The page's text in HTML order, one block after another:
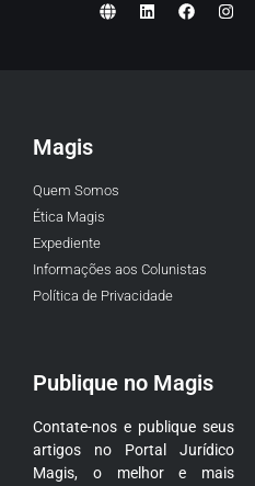
Magis
Quem Somos
Ética Magis
Expediente
Informações aos Colunistas
Política de Privacidade
Publique no Magis
Contate-nos e publique seus
artigos no Portal Jurídico
Magis, o melhor e mais